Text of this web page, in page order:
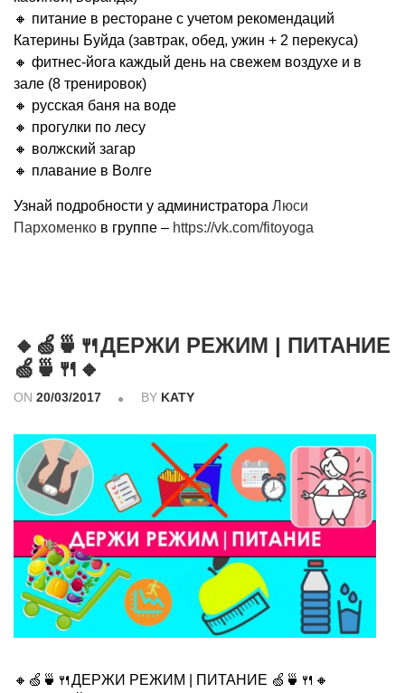
🔸 питание в ресторане с учетом рекомендаций
Катерины Буйда (завтрак, обед, ужин + 2 перекуса)
🔸 фитнес-йога каждый день на свежем воздухе и в
зале (8 тренировок)
🔸 русская баня на воде
🔸 прогулки по лесу
🔸 волжский загар
🔸 плавание в Волге
Узнай подробности у администратора Люси
Пархоменко в группе – https://vk.com/fitoyoga
🔸🍏🍵🍴ДЕРЖИ РЕЖИМ | ПИТАНИЕ
🍏🍵🍴🔸
ON 20/03/2017 BY KATY
🔸🍏🍵🍴ДЕРЖИ РЕЖИМ | ПИТАНИЕ 🍏🍵🍴🔸